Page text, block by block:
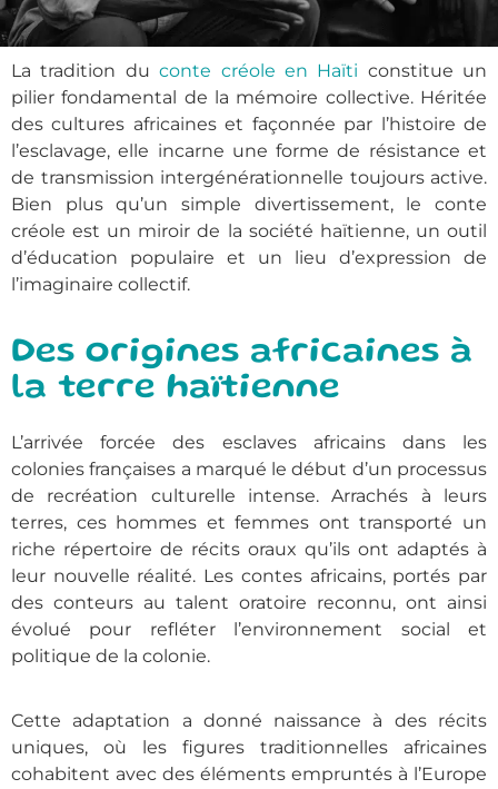
La tradition duconte créole en Haïti constitue un
pilier fondamental de la mémoire collective. Héritée
des cultures africaines et façonnée par l’histoire de
l’esclavage, elle incarne une forme de résistance et
de transmission intergénérationnelle toujours active.
Bien plus qu’un simple divertissement, le conte
créole est un miroir de la société haïtienne, un outil
d’éducation populaire et un lieu d’expression de
l’imaginaire collectif.
Des origines africaines à
la terre haïtienne
L’arrivée forcée des esclaves africains dans les
colonies françaises a marqué le début d’un processus
de recréation culturelle intense. Arrachés à leurs
terres, ces hommes et femmes ont transporté un
riche répertoire de récits oraux qu’ils ont adaptés à
leur nouvelle réalité. Les contes africains, portés par
des conteurs au talent oratoire reconnu, ont ainsi
évolué pour refléter l’environnement social et
politique de la colonie.
Cette adaptation a donné naissance à des récits
uniques, où les figures traditionnelles africaines
cohabitent avec des éléments empruntés à l’Europe